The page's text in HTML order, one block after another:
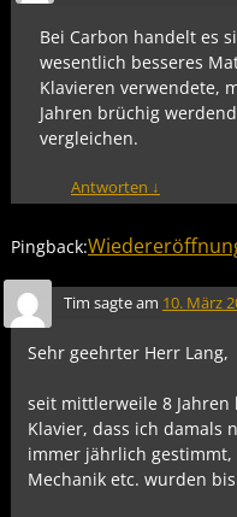
Bei Carbon handelt es
wesentlich besseres
Klavieren verwendete,
Jahren brüchig
vergleichen.
Antworten ↓
Pingback:
Tim sagte am 10. März
Sehr geehrter Herr Lang,
seit mittlerweile 8 Jahren
Klavier, dass ich damals
immer jährlich
Mechanik etc. wurden